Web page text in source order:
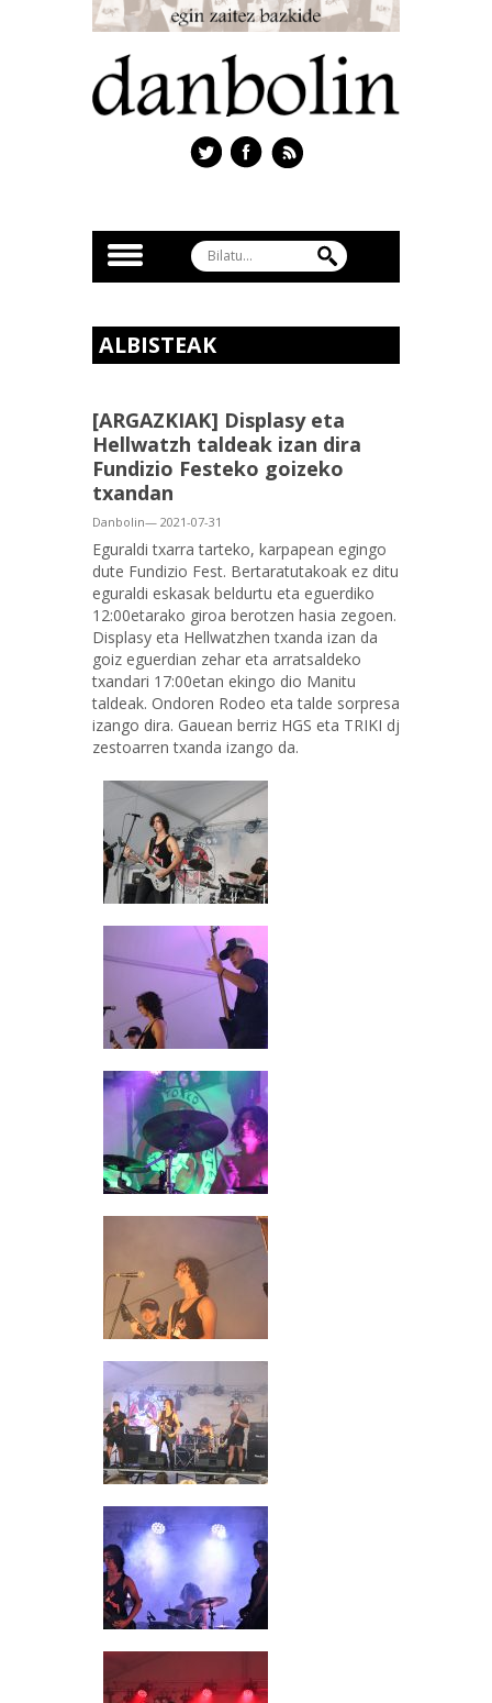
ALBISTEAK
[ARGAZKIAK] Displasy eta
Hellwatzh taldeak izan dira
Fundizio Festeko goizeko
txandan
Danbolin— 2021-07-31
Eguraldi txarra tarteko, karpapean egingo
dute Fundizio Fest. Bertaratutakoak ez ditu
eguraldi eskasak beldurtu eta eguerdiko
12:00etarako giroa berotzen hasia zegoen.
Displasy eta Hellwatzhen txanda izan da
goiz eguerdian zehar eta arratsaldeko
txandari 17:00etan ekingo dio Manitu
taldeak. Ondoren Rodeo eta talde sorpresa
izango dira. Gauean berriz HGS eta TRIKI dj
zestoarren txanda izango da.